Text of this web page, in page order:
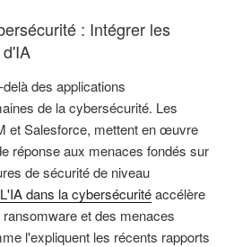
: Intégrer les
des applications
de la cybersécurité. Les
et Salesforce, mettent en œuvre
réponse aux menaces fondés sur
de sécurité de niveau
L'IA dans la cybersécuritéaccélère
et des menaces
l'expliquent les récents rapports